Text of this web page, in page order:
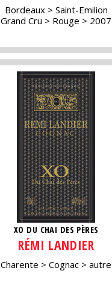
Bordeaux
Saint-Emilion
Grand Cru
Rouge 2007
XO DU CHAI DES PÈRES
RÉMI LANDIER
Charente Cognac autre